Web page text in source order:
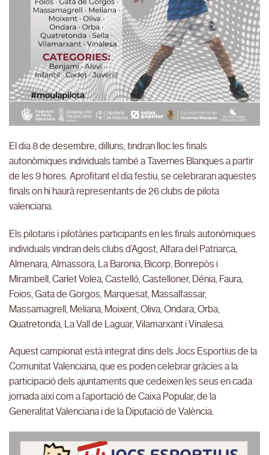
El dia 8 de desembre, dilluns, tindran lloc les finals
autonòmiques individuals també a Tavernes Blanques a partir
de les 9 hores. Aprofitant el dia festiu, se celebraran aquestes
finals on hi haurà representants de 26 clubs de pilota
valenciana.
Els pilotaris i pilotàries participants en les finals autonòmiques
individuals vindran dels clubs d’Agost, Alfara del Patriarca,
Almenara, Almassora, La Baronia, Bicorp, Bonrepòs i
Mirambell, Carlet Volea, Castelló, Castelloner, Dénia, Faura,
Foios, Gata de Gorgos, Marquesat, Massalfassar,
Massamagrell, Meliana, Moixent, Oliva, Ondara, Orba,
Quatretonda, La Vall de Laguar, Vilamarxant i Vinalesa.
Aquest campionat està integrat dins dels Jocs Esportius de la
Comunitat Valenciana, que es poden celebrar gràcies a la
participació dels ajuntaments que cedeixen les seus en cada
jornada així com a l’aportació de Caixa Popular, de la
Generalitat Valenciana i de la Diputació de València.